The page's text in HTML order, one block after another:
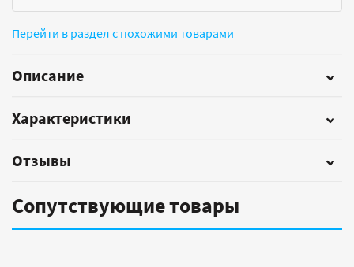
Перейти в раздел с похожими товарами
Описание
Характеристики
Отзывы
Сопутствующие товары